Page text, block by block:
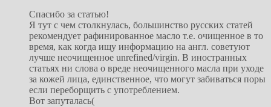
Спасибо за статью!
Я тут с чем столкнулась, большинство русских статей
рекомендует рафинированное масло т.е. очищенное в то
время, как когда ищу информацию на англ. советуют
лучше неочищенное unrefined/virgin. В иностранных
статьях ни слова о вреде неочищенного масла при уходе
за кожей лица, единственное, что могут забиваться поры
если переборщить с употреблением.
Вот запуталась(